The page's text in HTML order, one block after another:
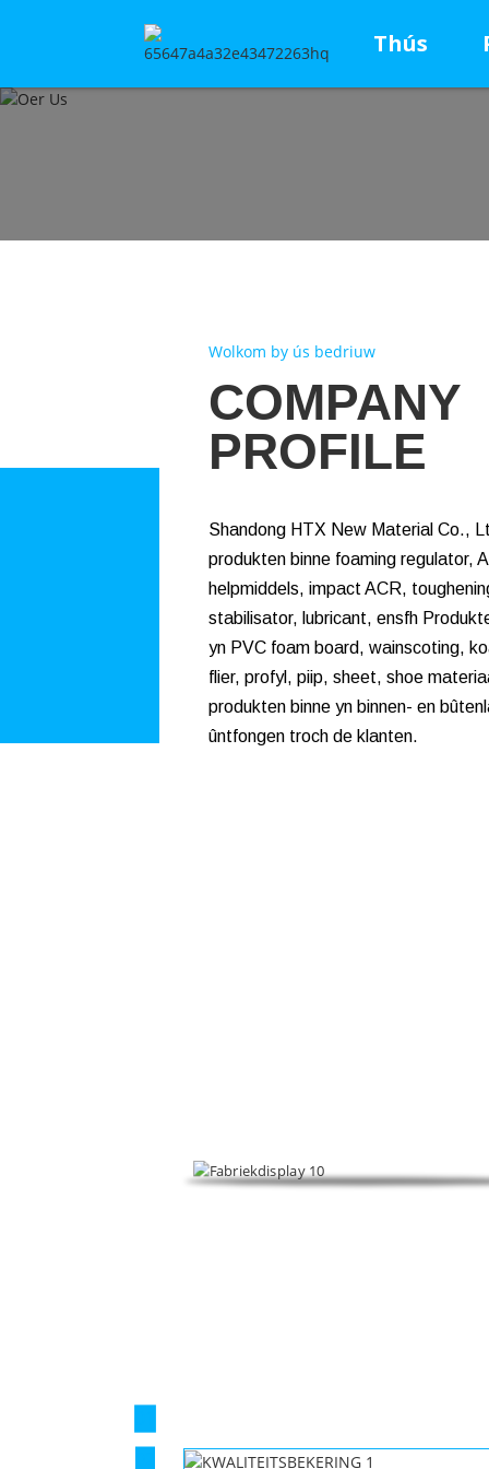
Thús
Wolkom by ús bedriuw
COMPANY
PROFILE
Shandong HTX New Material Co.,
produkten binne foaming regulator,
helpmiddels, impact ACR,
stabilisator, lubricant, ensfh
yn PVC foam board, wainscoting,
flier, profyl, piip, sheet, shoe
produkten binne yn binnen- en
ûntfongen troch de klanten.